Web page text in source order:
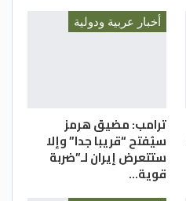
أخبار عربية ودولية
ترامب: مضيق هرمز
سيُفتح “قريبا جدا” وإلا
ستتعرض إيران لـ”ضربة
قوية…